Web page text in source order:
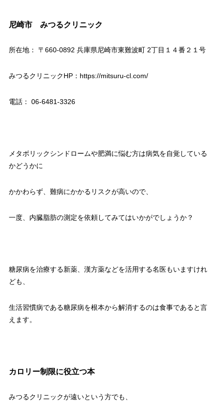
尼崎市 みつるクリニック
所在地： 〒660-0892 兵庫県尼崎市東難波町 2丁目１４番２１号
みつるクリニックHP：https://mitsuru-cl.com/
電話： 06-6481-3326
メタボリックシンドロームや肥満に悩む方は病気を自覚している
かどうかに
かかわらず、難病にかかるリスクが高いので、
一度、内臓脂肪の測定を依頼してみてはいかがでしょうか？
糖尿病を治療する新薬、漢方薬などを活用する名医もいますけれ
ども、
生活習慣病である糖尿病を根本から解消するのは食事であると言
えます。
カロリー制限に役立つ本
みつるクリニックが遠いという方でも、